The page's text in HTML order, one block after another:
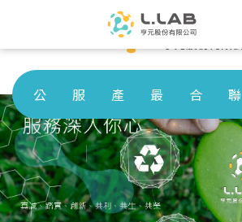
公
司
簡
介
公
司
簡
介
服
務
領
域
服
務
領
域
產
品
介
紹
產
品
介
紹
最
新
消
息
最
新
消
息
合
作
夥
伴
合
作
夥
伴
聯
絡
我
們
聯
絡
我
們